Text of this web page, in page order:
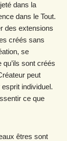
dans la
dans le Tout.
des extensions
créés sans
se
sont créés
peut
individuel.
ce que
êtres sont